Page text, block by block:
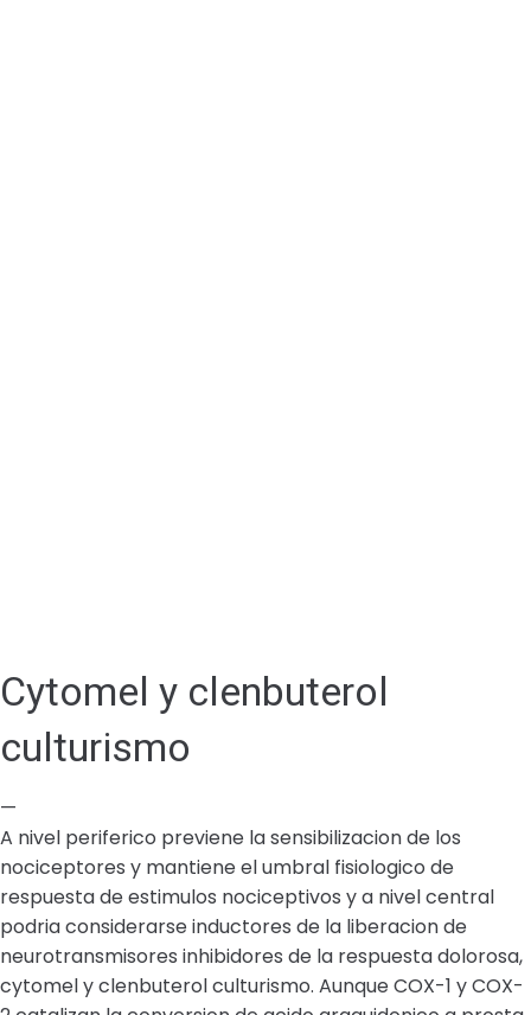
Cytomel y clenbuterol
culturismo
—
A nivel periferico previene la sensibilizacion de los
nociceptores y mantiene el umbral fisiologico de
respuesta de estimulos nociceptivos y a nivel central
podria considerarse inductores de la liberacion de
neurotransmisores inhibidores de la respuesta dolorosa,
cytomel y clenbuterol culturismo. Aunque COX-1 y COX-